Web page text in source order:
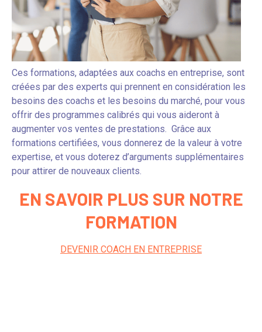
Ces formations, adaptées aux coachs en entreprise, sont
créées par des experts qui prennent en considération les
besoins des coachs et les besoins du marché, pour vous
offrir des programmes calibrés qui vous aideront à
augmenter vos ventes de prestations. Grâce aux
formations certifiées, vous donnerez de la valeur à votre
expertise, et vous doterez d’arguments supplémentaires
pour attirer de nouveaux clients.
EN SAVOIR PLUS SUR NOTRE
FORMATION
DEVENIR COACH EN ENTREPRISE